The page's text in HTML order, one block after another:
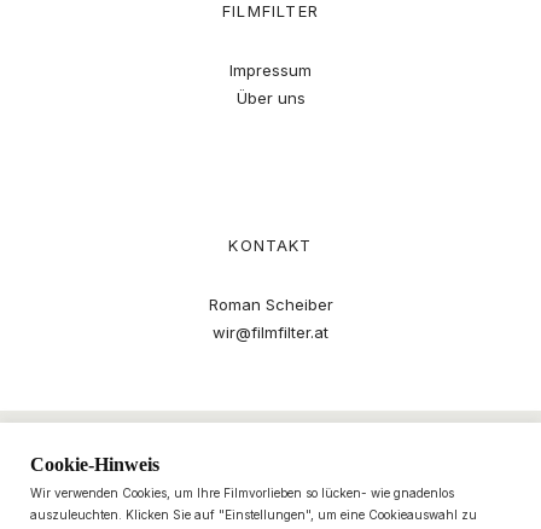
FILMFILTER
Impressum
Über uns
KONTAKT
Roman Scheiber
wir@filmfilter.at
Cookie-Hinweis
Wir verwenden Cookies, um Ihre Filmvorlieben so lücken- wie gnadenlos
auszuleuchten. Klicken Sie auf "Einstellungen", um eine Cookieauswahl zu